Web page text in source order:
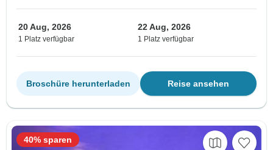
20 Aug, 2026
1 Platz verfügbar
22 Aug, 2026
1 Platz verfügbar
Reise ansehen
Broschüre herunterladen
40% sparen